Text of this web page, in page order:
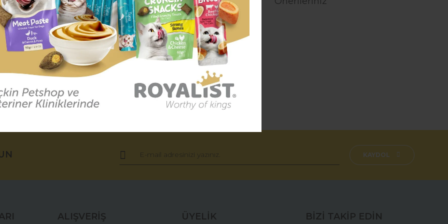
Bu ürüne ilk yorumu siz yapın!
Yorum Yaz
KAYDOL
ALIŞVERİŞ ÜYELİK BİZİ TAKİP EDİN